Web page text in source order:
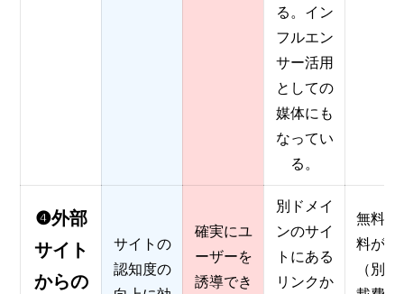
る。イン
フルエン
サー活用
としての
媒体にも
なってい
る。
❹外部
サイト
からの
サイトの
認知度の
確実にユ
ーザーを
誘導でき
別ドメイ
ンのサイ
トにある
リンクか
無料と
料があ
（別